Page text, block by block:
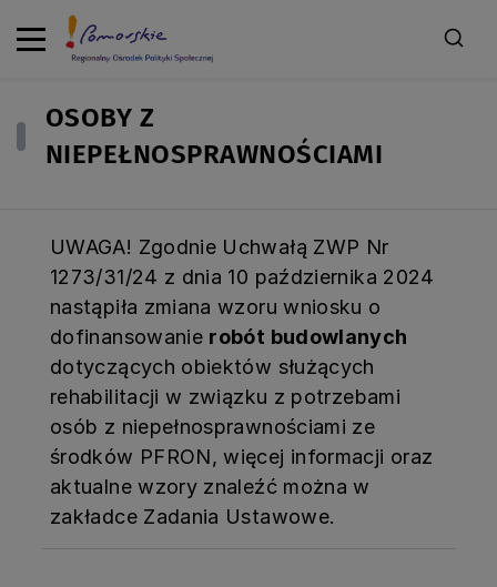
OSOBY Z
NIEPEŁNOSPRAWNOŚCIAMI
UWAGA! Zgodnie Uchwałą ZWP Nr
1273/31/24 z dnia 10 października 2024
nastąpiła zmiana wzoru wniosku o
dofinansowanie robót budowlanych
dotyczących obiektów służących
rehabilitacji w związku z potrzebami
osób z niepełnosprawnościami ze
środków PFRON, więcej informacji oraz
aktualne wzory znaleźć można w
zakładce Zadania Ustawowe.